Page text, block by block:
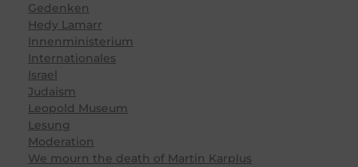
Gedenken
Hedy Lamarr
Innenministerium
Internationales
Israel
Judaism
Leopold Museum
Lesung
Moderation
We mourn the death of Martin Karplus